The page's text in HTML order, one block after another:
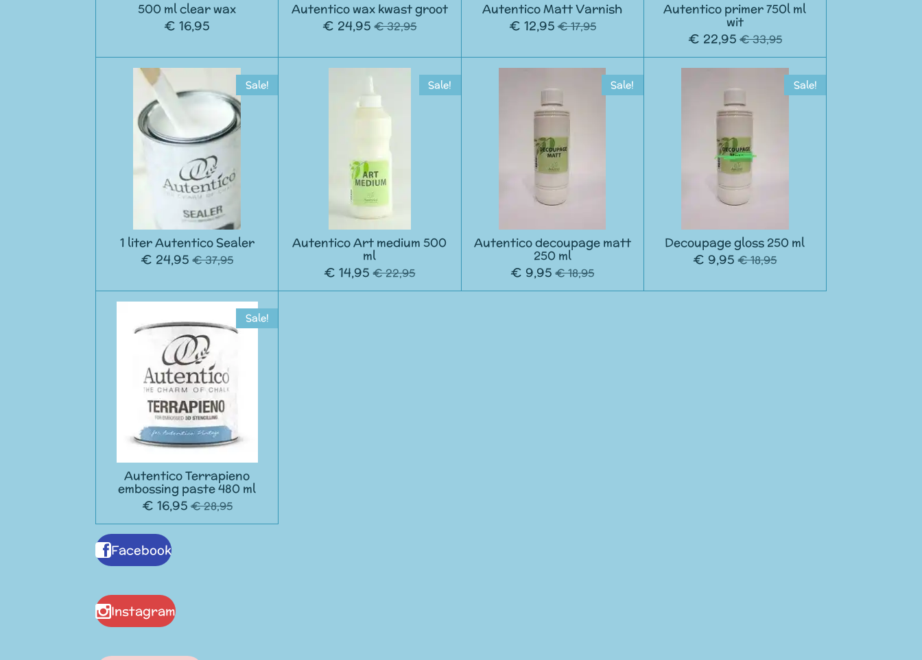
500 ml clear wax
€ 16,95
Autentico wax kwast groot
€ 24,95 € 32,95
Autentico Matt Varnish
€ 12,95 € 17,95
Autentico primer 750l ml
wit
€ 22,95 € 33,95
Sale!
1 liter Autentico Sealer
€ 24,95 € 37,95
Sale!
Autentico Art medium 500
ml
€ 14,95 € 22,95
Sale!
Autentico decoupage matt
250 ml
€ 9,95 € 18,95
Sale!
Decoupage gloss 250 ml
€ 9,95 € 18,95
Sale!
Autentico Terrapieno
embossing paste 480 ml
€ 16,95 € 28,95
Facebook
Instagram